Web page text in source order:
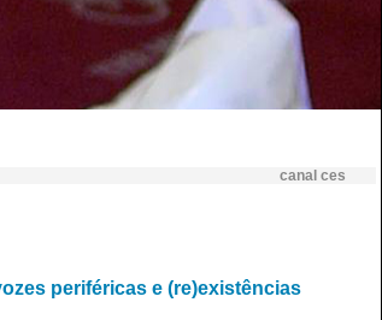
canal ces
periféricas e (re)existências